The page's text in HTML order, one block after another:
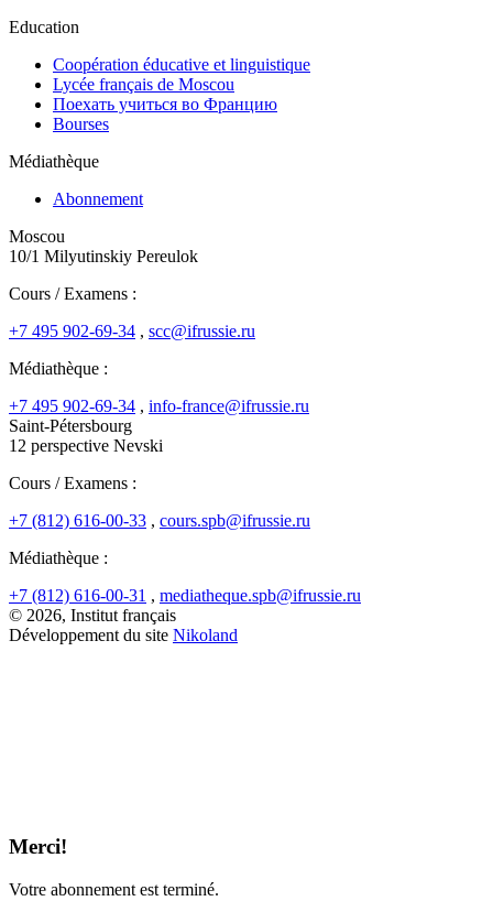
Education
Coopération éducative et linguistique
Lycée français de Moscou
Поехать учиться во Францию
Bourses
Médiathèque
Abonnement
Moscou
10/1 Milyutinskiy Pereulok
Cours / Examens :
+7 495 902-69-34 , scc@ifrussie.ru
Médiathèque :
+7 495 902-69-34 , info-france@ifrussie.ru
Saint-Pétersbourg
12 perspective Nevski
Cours / Examens :
+7 (812) 616-00-33 , cours.spb@ifrussie.ru
Médiathèque :
+7 (812) 616-00-31 , mediatheque.spb@ifrussie.ru
© 2026, Institut français
Développement du site Nikoland
Merci!
Votre abonnement est terminé.